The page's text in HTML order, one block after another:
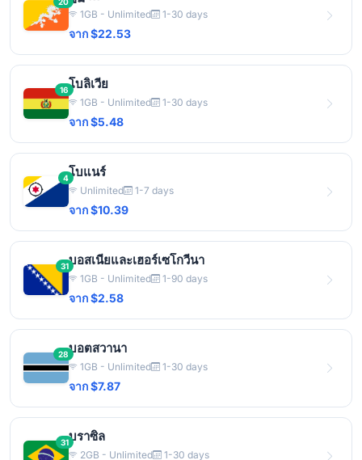
20
1GB - Unlimited 1-30 days
จาก $22.53
16โบลิเวีย
1GB - Unlimited 1-30 days
จาก $5.48
4โบแนร์
Unlimited 1-7 days
จาก $10.39
31บอสเนียและเฮอร์เซโกวีนา
1GB - Unlimited 1-90 days
จาก $2.58
28บอตสวานา
1GB - Unlimited 1-30 days
จาก $7.87
31บราซิล
2GB - Unlimited 1-30 days